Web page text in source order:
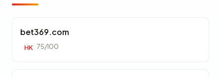
bet369.com
HK 75/100